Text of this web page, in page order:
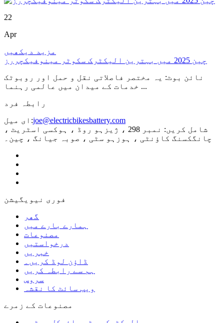
22
Apr
مزید دیکھیں
چین 2025 میں بہترین الیکٹرک سکوٹر مینوفیکچررز
نائن بوٹ: یہ مختصر فاصلاتی نقل و حمل اور روبوٹک
خدمات کے میدان میں عالمی رہنما ...
رابطہ فرد
ای میل:joe@electricbikesbattery.com
شامل کریں: نمبر 298 ، ژیزہو روڈ ، ہوکسی اسٹریٹ ،
چانگکسنگ کاؤنٹی ، ہوزہو سٹی ، صوبہ جیانگ ، چین۔
فوری نیویگیشن
گھر
ہمارے بارے میں
مصنوعات
درخواستیں
خبریں
ڈاؤن لوڈ کریں۔
ہم سے رابطہ کریں
سروس
ویب سائٹ کا نقشہ
مصنوعات کے زمرے